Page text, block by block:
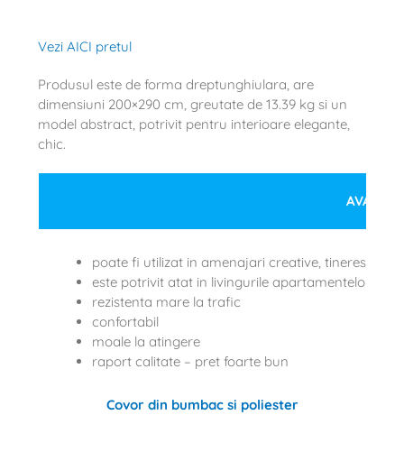
Vezi AICI pretul
Produsul este de forma dreptunghiulara, are
dimensiuni 200×290 cm, greutate de 13.39 kg si un
model abstract, potrivit pentru interioare elegante,
chic.
poate fi utilizat in amenajari creative, tineresti
este potrivit atat in livingurile apartamentelor de
rezistenta mare la trafic
confortabil
moale la atingere
raport calitate – pret foarte bun
Covor din bumbac si poliester